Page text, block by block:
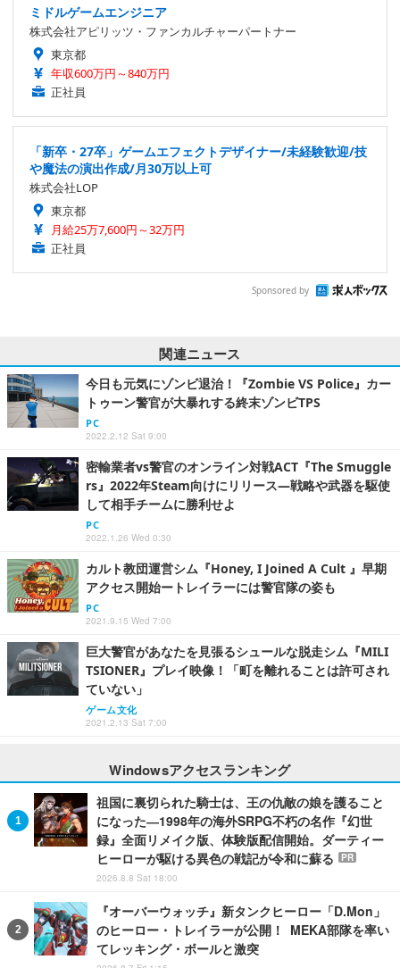
ミドルゲームエンジニア
株式会社アピリッツ・ファンカルチャーパートナー
東京都
年収600万円～840万円
正社員
「新卒・27卒」ゲームエフェクトデザイナー/未経験歓迎/技
や魔法の演出作成/月30万以上可
株式会社LOP
東京都
月給25万7,600円～32万円
正社員
Sponsored by
関連ニュース
今日も元気にゾンビ退治！『Zombie VS Police』カー
トゥーン警官が大暴れする終末ゾンビTPS
PC
2022.2.12 Sat 9:00
密輸業者vs警官のオンライン対戦ACT『The Smuggle
rs』2022年Steam向けにリリース―戦略や武器を駆使
して相手チームに勝利せよ
PC
2022.1.26 Wed 0:30
カルト教団運営シム『Honey, I Joined A Cult 』早期
アクセス開始ートレイラーには警官隊の姿も
PC
2021.9.15 Wed 7:00
巨大警官があなたを見張るシュールな脱走シム『MILI
TSIONER』プレイ映像！「町を離れることは許可され
ていない」
ゲーム文化
2021.2.13 Sat 7:00
Windowsアクセスランキング
祖国に裏切られた騎士は、王の仇敵の娘を護ること
になった―1998年の海外SRPG不朽の名作『幻世
録』全面リメイク版、体験版配信開始。ダーティー
ヒーローが駆ける異色の戦記が令和に蘇る
PR
2026.8.8 Sat 18:00
『オーバーウォッチ』新タンクヒーロー「D.Mon」
のヒーロー・トレイラーが公開！ MEKA部隊を率い
てレッキング・ボールと激突